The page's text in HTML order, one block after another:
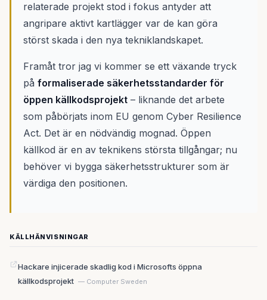
relaterade projekt stod i fokus antyder att
angripare aktivt kartlägger var de kan göra
störst skada i den nya tekniklandskapet.
Framåt tror jag vi kommer se ett växande tryck
på formaliserade säkerhetsstandarder för
öppen källkodsprojekt – liknande det arbete
som påbörjats inom EU genom Cyber Resilience
Act. Det är en nödvändig mognad. Öppen
källkod är en av teknikens största tillgångar; nu
behöver vi bygga säkerhetsstrukturer som är
värdiga den positionen.
KÄLLHÄNVISNINGAR
Hackare injicerade skadlig kod i Microsofts öppna
källkodsprojekt — Computer Sweden